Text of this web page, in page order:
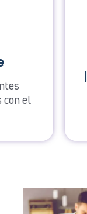
con el